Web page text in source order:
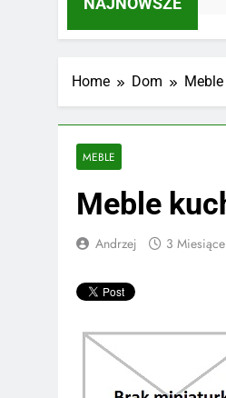
Home Dom Meble
MEBLE
Meble
Andrzej 3